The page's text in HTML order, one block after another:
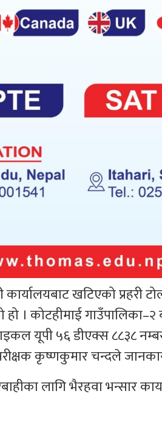
कार्यालयबाट खटिएको
। कोटहीमाई
यूपी ५६ डीएक्स ८८३८
कृष्णकुमार चन्दले
लागि भैरहवा भन्सार